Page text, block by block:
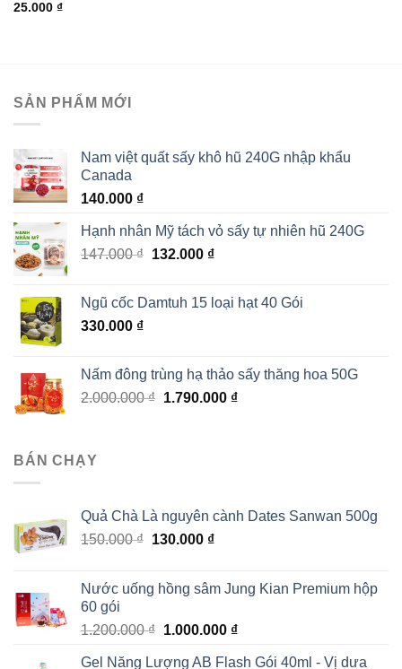
25.000 ₫
SẢN PHẨM MỚI
Nam việt quất sấy khô hũ 240G nhập khẩu
Canada
140.000 ₫
Hạnh nhân Mỹ tách vỏ sấy tự nhiên hũ 240G
147.000₫ Giá
147.000 ₫.
132.000 ₫Giá
là:
Ngũ cốc Damtuh 15 loại hạt 40 Gói
330.000 ₫
Nấm đông trùng hạ thảo sấy thăng hoa 50G
2.000.000₫ Giá
1.790.000 ₫Giá
BÁN CHẠY
Quả Chà Là nguyên cành Dates Sanwan 500g
150.000₫ Giá
150.000 ₫.
130.000 ₫Giá
là:
Nước uống hồng sâm Jung Kian Premium hộp
60 gói
1.200.000₫ Giá
1.000.000 ₫Giá
Gel Năng Lượng AB Flash Gói 40ml - Vị dưa